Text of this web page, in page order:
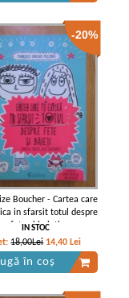
-20%
Boucher - Cartea care
in sfarsit totul despre
fete si baieti
IN STOC
18,00Lei 14,40 Lei
în coș